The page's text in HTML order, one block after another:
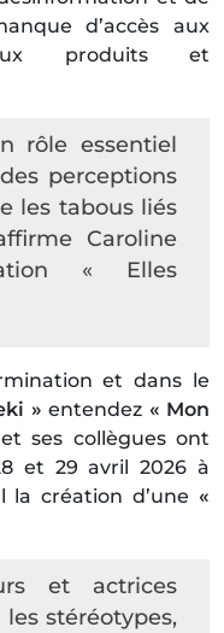
d’accès aux
produits et
rôle essentiel
perceptions
les tabous liés
Caroline
« Elles
et dans le
» entendez « Mon
ses collègues ont
et 29 avril 2026 à
la création d’une «
et actrices
stéréotypes,